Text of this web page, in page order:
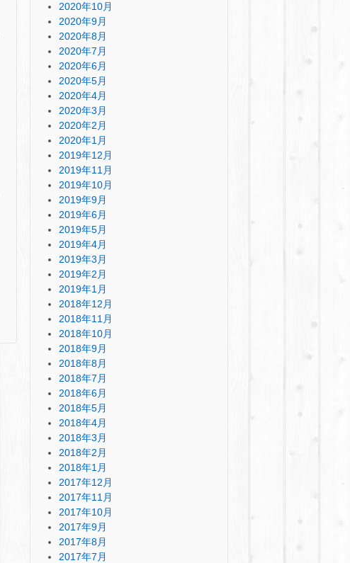
2020年10月
2020年9月
2020年8月
2020年7月
2020年6月
2020年5月
2020年4月
2020年3月
2020年2月
2020年1月
2019年12月
2019年11月
2019年10月
2019年9月
2019年6月
2019年5月
2019年4月
2019年3月
2019年2月
2019年1月
2018年12月
2018年11月
2018年10月
2018年9月
2018年8月
2018年7月
2018年6月
2018年5月
2018年4月
2018年3月
2018年2月
2018年1月
2017年12月
2017年11月
2017年10月
2017年9月
2017年8月
2017年7月